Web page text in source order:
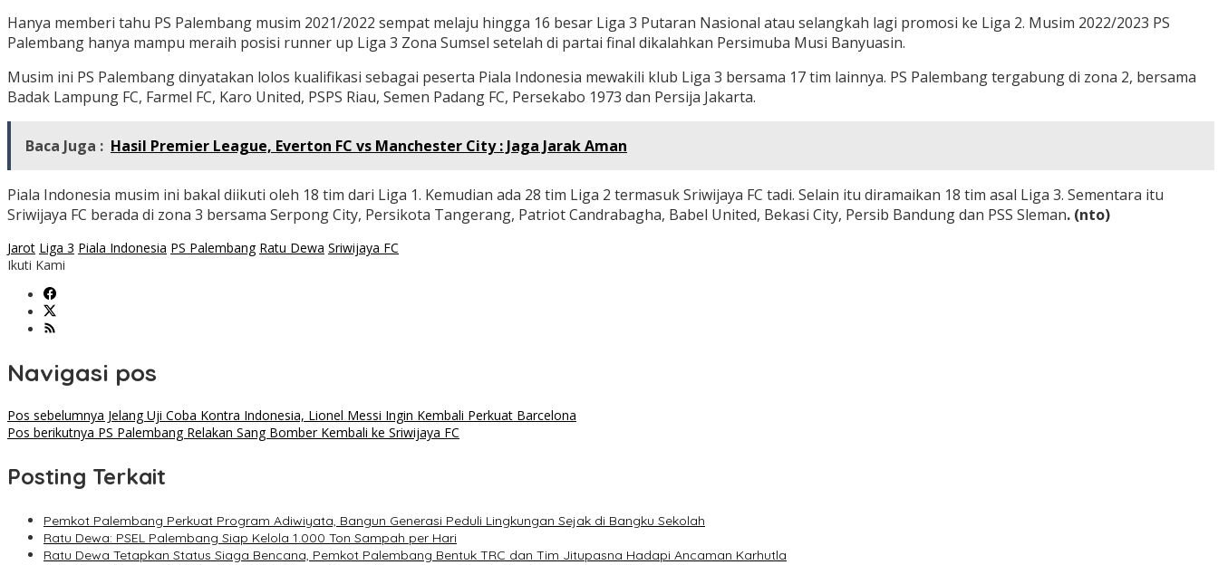
Hanya memberi tahu PS Palembang musim 2021/2022 sempat melaju hingga 16 besar Liga 3 Putaran Nasional atau selangkah lagi promosi ke Liga 2. Musim 2022/2023 PS
Palembang hanya mampu meraih posisi runner up Liga 3 Zona Sumsel setelah di partai final dikalahkan Persimuba Musi Banyuasin.
Musim ini PS Palembang dinyatakan lolos kualifikasi sebagai peserta Piala Indonesia mewakili klub Liga 3 bersama 17 tim lainnya. PS Palembang tergabung di zona 2, bersama
Badak Lampung FC, Farmel FC, Karo United, PSPS Riau, Semen Padang FC, Persekabo 1973 dan Persija Jakarta.
Baca Juga : Hasil Premier League, Everton FC vs Manchester City : Jaga Jarak Aman
Piala Indonesia musim ini bakal diikuti oleh 18 tim dari Liga 1. Kemudian ada 28 tim Liga 2 termasuk Sriwijaya FC tadi. Selain itu diramaikan 18 tim asal Liga 3. Sementara itu
Sriwijaya FC berada di zona 3 bersama Serpong City, Persikota Tangerang, Patriot Candrabagha, Babel United, Bekasi City, Persib Bandung dan PSS Sleman. (nto)
Jarot Liga 3 Piala Indonesia PS Palembang Ratu Dewa Sriwijaya FC
Ikuti Kami
Navigasi pos
Pos sebelumnya Jelang Uji Coba Kontra Indonesia, Lionel Messi Ingin Kembali Perkuat Barcelona
Pos berikutnya PS Palembang Relakan Sang Bomber Kembali ke Sriwijaya FC
Posting Terkait
Pemkot Palembang Perkuat Program Adiwiyata, Bangun Generasi Peduli Lingkungan Sejak di Bangku Sekolah
Ratu Dewa: PSEL Palembang Siap Kelola 1.000 Ton Sampah per Hari
Ratu Dewa Tetapkan Status Siaga Bencana, Pemkot Palembang Bentuk TRC dan Tim Jitupasna Hadapi Ancaman Karhutla